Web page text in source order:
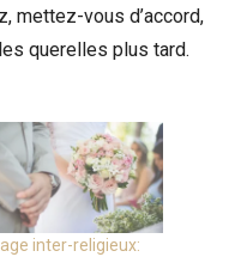
mettez-vous d’accord,
querelles plus tard.
inter-religieux: